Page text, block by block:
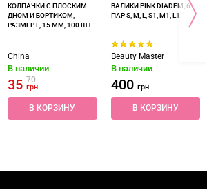
КОЛПАЧКИ С ПЛОСКИМ
ДНОМ И БОРТИКОМ,
РАЗМЕР L, 15 ММ, 100 ШТ
China
В наличии
3570
грн
В КОРЗИНУ
ВАЛИКИ PINK DIADEM, 6
ПАР S, M, L, S1, M1, L1
Beauty Master
В наличии
400 грн
В КОРЗИНУ